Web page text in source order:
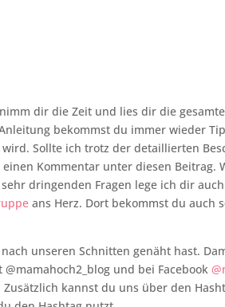
dir die Zeit und lies dir die
bekommst du immer wieder
Sollte ich trotz der detaillierten
Kommentar unter diesen Beitrag.
dringenden Fragen lege ich dir
ans Herz. Dort bekommst du auch
unseren Schnitten genäht hast.
und bei Facebook
kannst du uns über den